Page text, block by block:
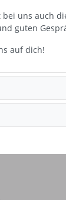
bei uns auch
guten
auf dich!